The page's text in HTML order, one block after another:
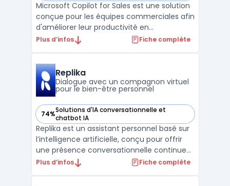
Microsoft Copilot for Sales est une solution
conçue pour les équipes commerciales afin
d'améliorer leur productivité en
automatisant les tâches répétitives et en
l'intelligence artificielle, permet de
centraliser les info ...
Plus d’infos Fiche complète
Replika
Dialogue avec un compagnon virtuel
pour le bien-être personnel
74%Solutions d'IA conversationnelle et
chatbot IA
— voir Replika dans cette catégorie
Replika est un assistant personnel basé sur
l’intelligence artificielle, conçu pour offrir
une présence conversationnelle continue
et personnalisable. Il est accessible via
Plus d’infos Fiche complète